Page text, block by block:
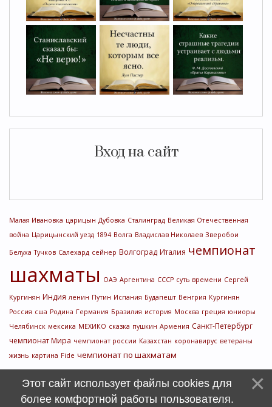
Вход на сайт
Малая Ивановка царицын Дубовка Сталинград Великая Отечественная
война Царицынский уезд 1894 Волга Владислав Николаев Зверобои
Белуха Тучков Салехард сейнер Волгоград Италия чемпионат
шахматы ОАЭ Аргентина СССР суть времени Сергей
Кургинян Индия ленин Путин Испания Будапешт Венгрия Кургинян
Россия сша Родина Германия Бразилия история Москва греция юниоры
Челябинск мексика МЕХИКО сказка пушкин Армения Санкт-Петербург
чемпионат Мира чемпионат россии Казахстан коронавирус ветераны
жизнь картина Fide чемпионат по шахматам
Этот сайт использует файлы cookies для
более комфортной работы пользователя.